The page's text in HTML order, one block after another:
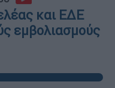
και ΕΔΕ
εμβολιασμούς